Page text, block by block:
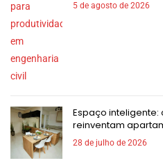
5 de agosto de 2026
Espaço
reinventam
28 de julho de 2026